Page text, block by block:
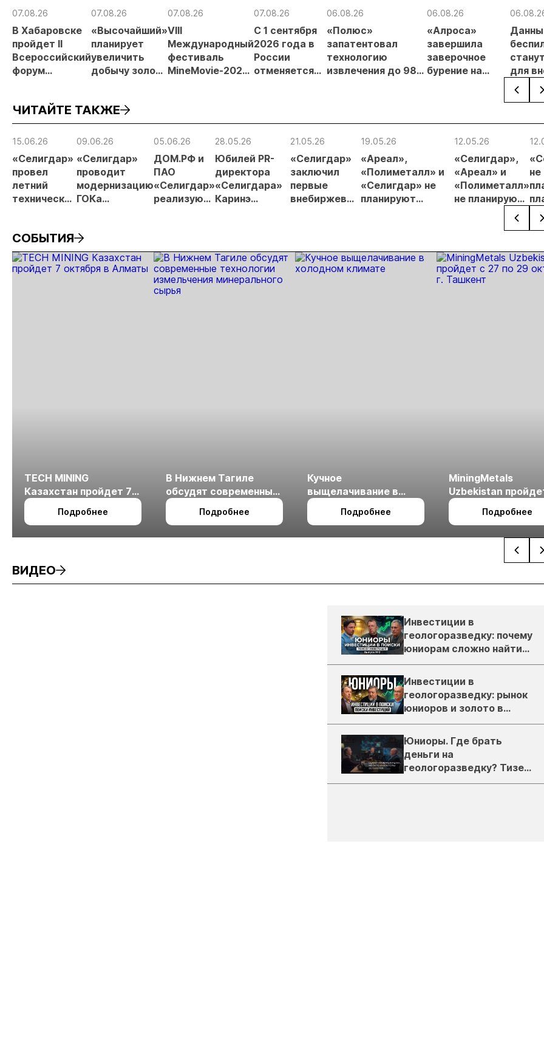
07.08.26
В Хабаровске
пройдет II
Всероссийский
форум
России»
07.08.26
«Высочайший»
планирует
увеличить
добычу золота
07.08.26
VIII
Международный
фестиваль
MineMovie-2026
07.08.26
С 1 сентября
2026 года в
России
отменяется
отраслевые
риски и
МСБ
06.08.26
«Полюс»
запатентовал
технологию
извлечения до 98%
06.08.26
«Алроса»
завершила
заверочное
бурение на
для
ЧИТАЙТЕ ТАКЖЕ
15.06.26
«Селигдар»
провел
летний
технический
09.06.26
«Селигдар»
проводит
модернизацию
ГОКа
05.06.26
ДОМ.РФ и
ПАО
«Селигдар»
реализуют
арендного
жилья
28.05.26
Юбилей PR-
директора
«Селигдара»
Каринэ
21.05.26
«Селигдар»
заключил
первые
внебиржевые
бирже
19.05.26
«Ареал»,
«Полиметалл» и
«Селигдар» не
планируют
продаже
государственного
пакета акций ЮГК
12.05.26
«Селигдар»,
«Ареал» и
«Полиметалл»
не планируют
продаже
бумаг ЮГК
не
СОБЫТИЯ
TECH MINING
Казахстан пройдет 7
октября в Алматы
Подробнее
В Нижнем Тагиле
обсудят современные
технологии
измельчения
Подробнее
Кучное
выщелачивание в
холодном климате
Подробнее
MiningMetals
Uzbekistan
27 по 29 октября в
Ташкент
Подробнее
ВИДЕО
Инвестиции в
геологоразведку: почему
юниорам сложно найти
деньги
Инвестиции в
геологоразведку: рынок
юниоров и золото в
России
Юниоры. Где брать
деньги на
геологоразведку? Тизер
подкаста ЗиТ №1